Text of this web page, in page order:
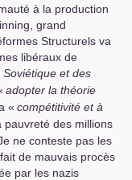
à la production
grand
Structurels va
libéraux de
Soviétique et des
adopter la théorie
« compétitivité et à
pauvreté des millions
ne conteste pas les
de mauvais procès
par les nazis